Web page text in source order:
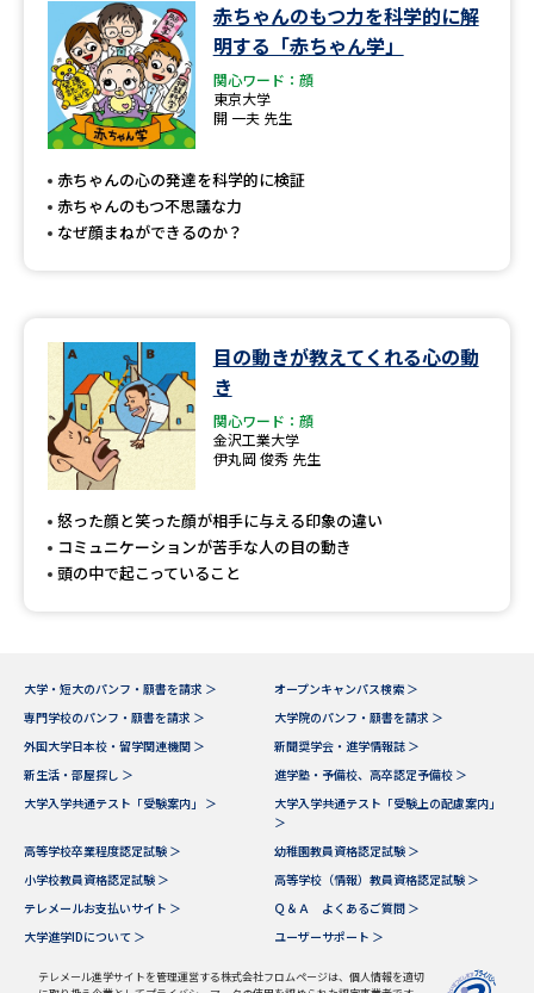
赤ちゃんのもつ力を科学的に解
明する「赤ちゃん学」
関心ワード：顔
東京大学
開 一夫 先生
赤ちゃんの心の発達を科学的に検証
赤ちゃんのもつ不思議な力
なぜ顔まねができるのか？
目の動きが教えてくれる心の動
き
関心ワード：顔
金沢工業大学
伊丸岡 俊秀 先生
怒った顔と笑った顔が相手に与える印象の違い
コミュニケーションが苦手な人の目の動き
頭の中で起こっていること
大学・短大のパンフ・願書を請求 ＞
オープンキャンパス検索 ＞
専門学校のパンフ・願書を請求 ＞
大学院のパンフ・願書を請求 ＞
外国大学日本校・留学関連機関 ＞
新聞奨学会・進学情報誌 ＞
新生活・部屋探し ＞
進学塾・予備校、高卒認定予備校 ＞
大学入学共通テスト「受験案内」 ＞
大学入学共通テスト「受験上の配慮案内」
＞
高等学校卒業程度認定試験 ＞
幼稚園教員資格認定試験 ＞
小学校教員資格認定試験 ＞
高等学校（情報）教員資格認定試験 ＞
テレメールお支払いサイト ＞
Ｑ＆Ａ よくあるご質問 ＞
大学進学IDについて ＞
ユーザーサポート ＞
テレメール進学サイトを管理運営する株式会社フロムページは、個人情報を適切